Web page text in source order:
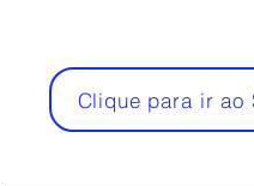
Clique para ir ao